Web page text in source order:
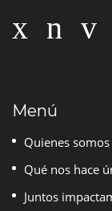
Menú
Quienes somos
Qué nos hace
Juntos